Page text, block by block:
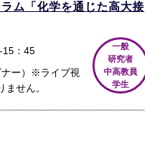
ム「化学を通じた高大接
15：45
ー）※ライブ視
せん。
一般
研究者
中高教員
学生